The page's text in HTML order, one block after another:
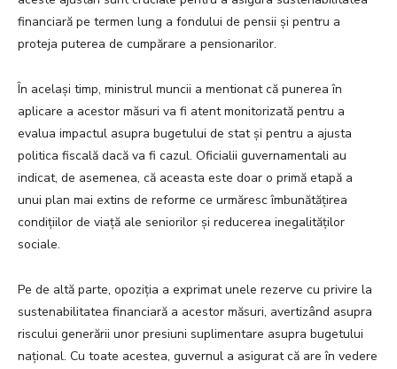
financiară pe termen lung a fondului de pensii și pentru a
proteja puterea de cumpărare a pensionarilor.
În același timp, ministrul muncii a mentionat că punerea în
aplicare a acestor măsuri va fi atent monitorizată pentru a
evalua impactul asupra bugetului de stat și pentru a ajusta
politica fiscală dacă va fi cazul. Oficialii guvernamentali au
indicat, de asemenea, că aceasta este doar o primă etapă a
unui plan mai extins de reforme ce urmăresc îmbunătățirea
condițiilor de viață ale seniorilor și reducerea inegalităților
sociale.
Pe de altă parte, opoziția a exprimat unele rezerve cu privire la
sustenabilitatea financiară a acestor măsuri, avertizând asupra
riscului generării unor presiuni suplimentare asupra bugetului
național. Cu toate acestea, guvernul a asigurat că are în vedere